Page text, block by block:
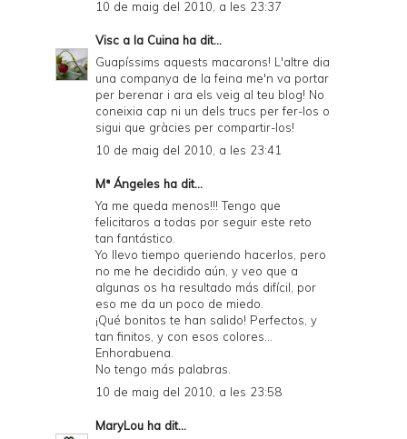
10 de maig del 2010, a les 23:37
Visc a la Cuina ha dit...
Guapíssims aquests macarons! L'altre dia
una companya de la feina me'n va portar
per berenar i ara els veig al teu blog! No
coneixia cap ni un dels trucs per fer-los o
sigui que gràcies per compartir-los!
10 de maig del 2010, a les 23:41
Mª Ángeles ha dit...
Ya me queda menos!!! Tengo que
felicitaros a todas por seguir este reto
tan fantástico.
Yo llevo tiempo queriendo hacerlos, pero
no me he decidido aún, y veo que a
algunas os ha resultado más difícil, por
eso me da un poco de miedo.
¡Qué bonitos te han salido! Perfectos, y
tan finitos, y con esos colores...
Enhorabuena.
No tengo más palabras.
10 de maig del 2010, a les 23:58
MaryLou ha dit...